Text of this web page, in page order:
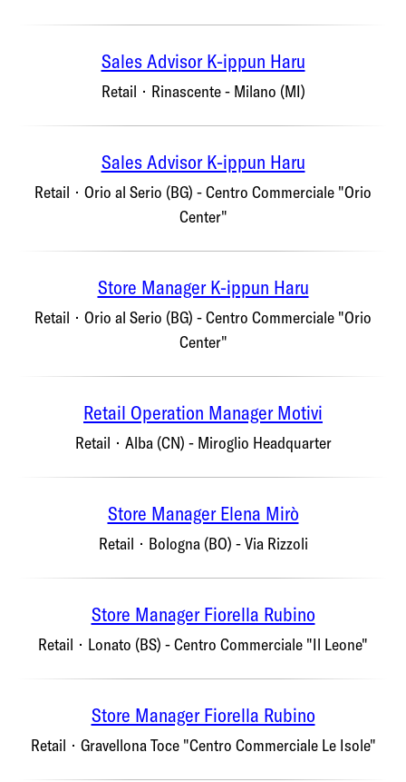
Sales Advisor K-ippun Haru
Retail · Rinascente - Milano (MI)
Sales Advisor K-ippun Haru
Retail · Orio al Serio (BG) - Centro Commerciale "Orio
Center"
Store Manager K-ippun Haru
Retail · Orio al Serio (BG) - Centro Commerciale "Orio
Center"
Retail Operation Manager Motivi
Retail · Alba (CN) - Miroglio Headquarter
Store Manager Elena Mirò
Retail · Bologna (BO) - Via Rizzoli
Store Manager Fiorella Rubino
Retail · Lonato (BS) - Centro Commerciale "Il Leone"
Store Manager Fiorella Rubino
Retail · Gravellona Toce "Centro Commerciale Le Isole"